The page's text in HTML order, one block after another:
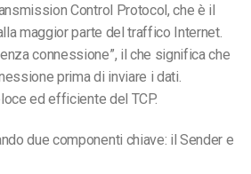
Control Protocol, che è il
maggior parte del traffico Internet.
connessione”, il che significa che
prima di inviare i dati.
ed efficiente del TCP.
due componenti chiave: il Sender e